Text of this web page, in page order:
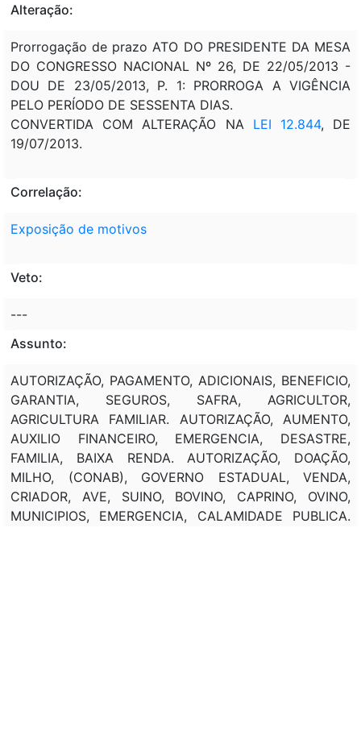
Alteração:
Prorrogação de prazo ATO DO PRESIDENTE DA MESA
DO CONGRESSO NACIONAL Nº 26, DE 22/05/2013 -
DOU DE 23/05/2013, P. 1: PRORROGA A VIGÊNCIA
PELO PERÍODO DE SESSENTA DIAS.
CONVERTIDA COM ALTERAÇÃO NA LEI 12.844, DE
19/07/2013.
Correlação:
Exposição de motivos
Veto:
---
Assunto:
AUTORIZAÇÃO, PAGAMENTO, ADICIONAIS, BENEFICIO,
GARANTIA, SEGUROS, SAFRA, AGRICULTOR,
AGRICULTURA FAMILIAR. AUTORIZAÇÃO, AUMENTO,
AUXILIO FINANCEIRO, EMERGENCIA, DESASTRE,
FAMILIA, BAIXA RENDA. AUTORIZAÇÃO, DOAÇÃO,
MILHO, (CONAB), GOVERNO ESTADUAL, VENDA,
CRIADOR, AVE, SUINO, BOVINO, CAPRINO, OVINO,
MUNICIPIOS, EMERGENCIA, CALAMIDADE PUBLICA.